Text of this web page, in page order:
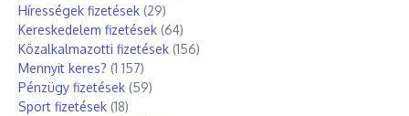
Hírességek fizetések (29)
Kereskedelem fizetések (64)
Közalkalmazotti fizetések (156)
Mennyit keres? (1 157)
Pénzügy fizetések (59)
Sport fizetések (18)